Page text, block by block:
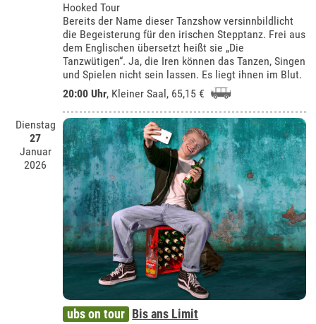
Hooked Tour
Bereits der Name dieser Tanzshow versinnbildlicht
die Begeisterung für den irischen Stepptanz. Frei aus
dem Englischen übersetzt heißt sie „Die
Tanzwütigen“. Ja, die Iren können das Tanzen, Singen
und Spielen nicht sein lassen. Es liegt ihnen im Blut.
20:00 Uhr, Kleiner Saal , 65,15 €
Dienstag
27
Januar
2026
ubs on tour Bis ans Limit